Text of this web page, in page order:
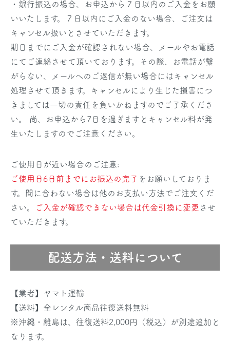
・銀行振込の場合、お申込から７日以内のご入金をお願
いいたします。７日以内にご入金のない場合、ご注文は
キャンセル扱いとさせていただきます。
期日までにご入金が確認されない場合、メールやお電話
にてご連絡させて頂いております。その際、お電話が繋
がらない、メールへのご返信が無い場合にはキャンセル
処理させて頂きます。キャンセルにより生じた損害につ
きましては一切の責任を負いかねますのでご了承くださ
い。 尚、お申込から7日を過ぎますとキャンセル料が発
生いたしますのでご注意ください。
ご使用日が近い場合のご注意:
ご使用日6日前までにお振込の完了 をお願いしておりま
す。間に合わない場合は他のお支払い方法でご注文くだ
さい。
ご入金が確認できない場合は代金引換に変更 させ
ていただきます。
配送方法・送料について
【業者】ヤマト運輸
【送料】全レンタル商品往復送料無料
※沖縄・離島は、往復送料2,000円（税込）が別途追加と
なります。